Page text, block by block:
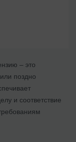
– это
поздно
и соответствие